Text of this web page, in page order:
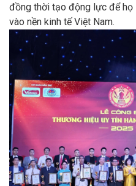
đồng thời tạo động lực để
vào nền kinh tế Việt Nam.